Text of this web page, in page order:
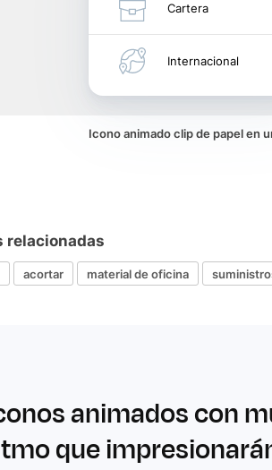
Cartera
Internacional
Icono animado clip de papel en
relacionadas
acortar material de oficina
animados con
que